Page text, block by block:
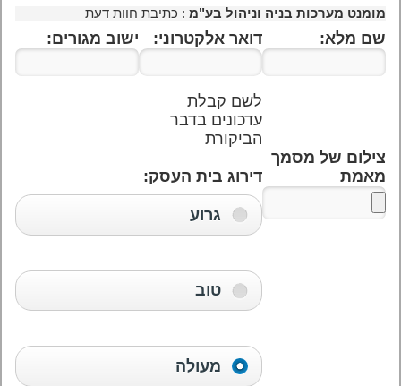
מומנט מערכות בניה וניהול בע"מ : כתיבת חוות דעת
שם מלא: דואר אלקטרוני:
לשם קבלת
עדכונים בדבר
הביקורת
ישוב מגורים:
צילום של מסמך
מאמת
דירוג בית העסק:
גרוע
טוב
מעולה